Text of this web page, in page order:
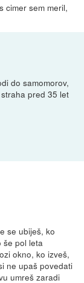
cimer sem meril,
do samomorov,
pred 35 let
se ubiješ, ko
še pol leta
okno, ko izveš,
ne upaš povedati
umreš zaradi